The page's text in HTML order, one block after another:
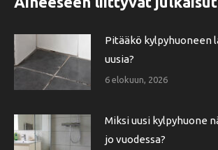
Pitääkö kylpyhuoneen
uusia?
6 elokuun, 2026
Miksi uusi kylpyhuone
jo vuodessa?